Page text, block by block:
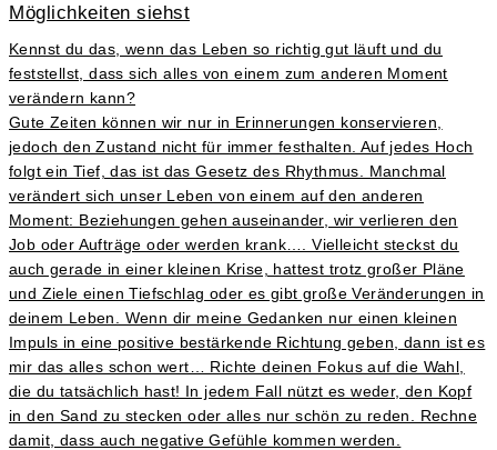
Möglichkeiten siehst
Kennst du das, wenn das Leben so richtig gut läuft und du
feststellst, dass sich alles von einem zum anderen Moment
verändern kann?
Gute Zeiten können wir nur in Erinnerungen konservieren,
jedoch den Zustand nicht für immer festhalten. Auf jedes Hoch
folgt ein Tief, das ist das Gesetz des Rhythmus. Manchmal
verändert sich unser Leben von einem auf den anderen
Moment: Beziehungen gehen auseinander, wir verlieren den
Job oder Aufträge oder werden krank…. Vielleicht steckst du
auch gerade in einer kleinen Krise, hattest trotz großer Pläne
und Ziele einen Tiefschlag oder es gibt große Veränderungen in
deinem Leben. Wenn dir meine Gedanken nur einen kleinen
Impuls in eine positive bestärkende Richtung geben, dann ist es
mir das alles schon wert… Richte deinen Fokus auf die Wahl,
die du tatsächlich hast! In jedem Fall nützt es weder, den Kopf
in den Sand zu stecken oder alles nur schön zu reden. Rechne
damit, dass auch negative Gefühle kommen werden.